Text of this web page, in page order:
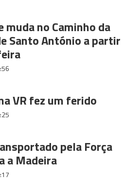
muda no Caminho da
Santo António a partir
VR fez um ferido
pela Força
a Madeira